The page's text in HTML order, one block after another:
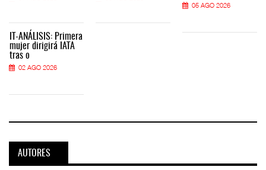
IT-ANÁLISIS: Primera
mujer dirigirá IATA
tras o
02 AGO 2026
05 AGO 2026
AUTORES